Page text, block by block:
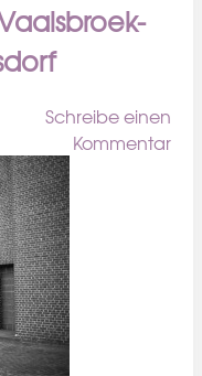
Schreibe einen
Kommentar